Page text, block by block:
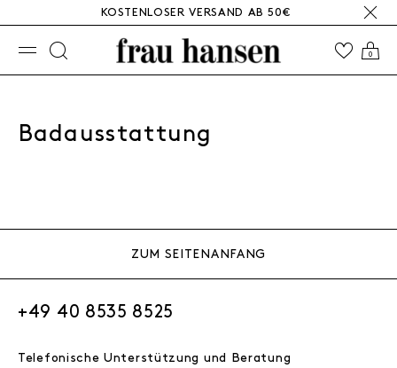
KOSTENLOSER VERSAND AB 50€
0
☰
Badausstattung
ZUM SEITENANFANG
+49 40 8535 8525
Telefonische Unterstützung und Beratung